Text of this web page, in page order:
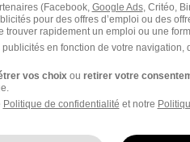
(Facebook, Google Ads, Critéo,
pour des offres d’emploi ou des
trouver rapidement un emploi ou une
en fonction de votre navigation,
vos choix ou retirer votre
Politique de confidentialité et notre